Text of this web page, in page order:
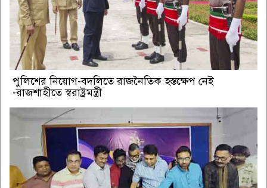
পুলিশের নিয়োগ-বদলিতে রাজনৈতিক হস্তক্ষেপ নেই
-রাজশাহীতে স্বরাষ্ট্রমন্ত্রী